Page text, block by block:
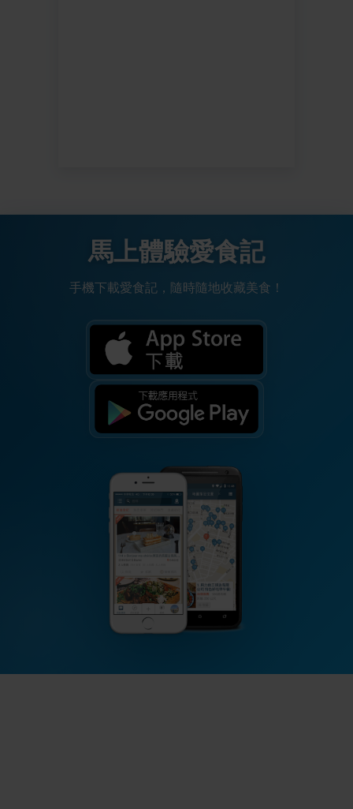
馬上體驗愛食記
手機下載愛食記，隨時隨地收藏美食！